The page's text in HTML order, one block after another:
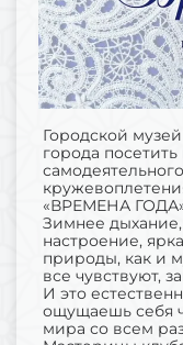
Городской
города
«ВРЕМЕНА
Зимнее дыхание,
настроение,
природы, как и
все чувствуют,
И это
ощущаешь себя
мира со всем